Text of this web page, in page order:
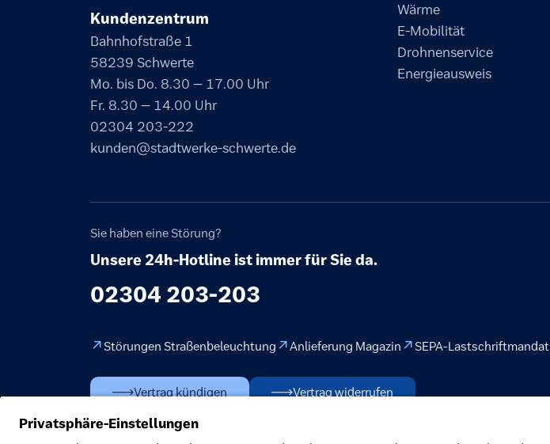
Kundenzentrum
Bahnhofstraße 1
58239 Schwerte
Mo. bis Do. 8.30 – 17.00 Uhr
Fr. 8.30 – 14.00 Uhr
02304 203-222
kunden@stadtwerke-schwerte.de
Wärme
E-Mobilität
Drohnenservice
Energieausweis
Sie haben eine Störung?
Unsere 24h-Hotline ist immer für Sie da.
02304 203-203
Störungen Straßenbeleuchtung Anlieferung Magazin SEPA-Lastschriftmandat
Vertrag kündigen Vertrag widerrufen